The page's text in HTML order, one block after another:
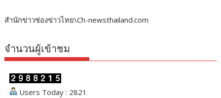
สำนักข่าวช่องข่าวไทย\Ch-newsthailand.com
จำนวนผู้เข้าชม
Users Today : 2821